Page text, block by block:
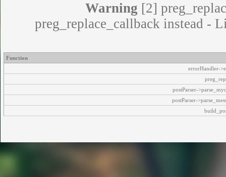
Warning [2]
preg_replace_callback instead -
Function
errorHandler-
postParser-
postParser-